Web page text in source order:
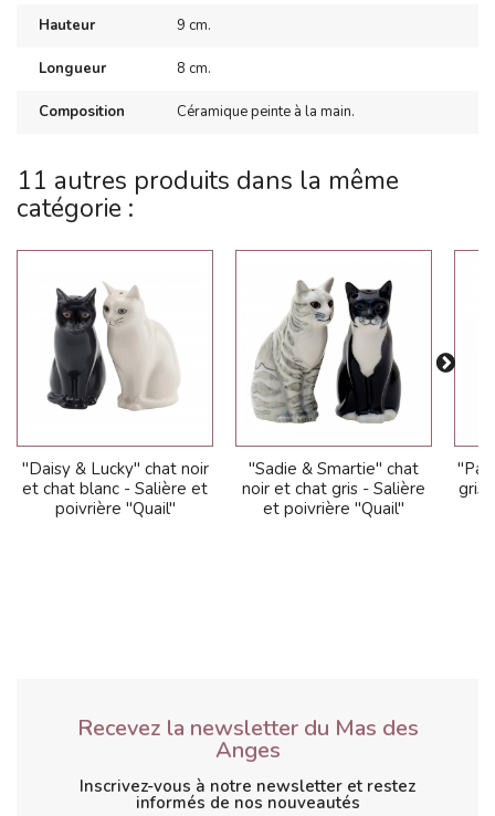
Hauteur 9 cm.
Longueur 8 cm.
Composition Céramique peinte à la main.
11 autres produits dans la même
catégorie :
"Daisy & Lucky" chat noir
et chat blanc - Salière et
poivrière "Quail"
"Sadie & Smartie" chat
noir et chat gris - Salière
et poivrière "Quail"
gris
Recevez la newsletter du Mas des
Anges
Inscrivez-vous à notre newsletter et restez
informés de nos nouveautés